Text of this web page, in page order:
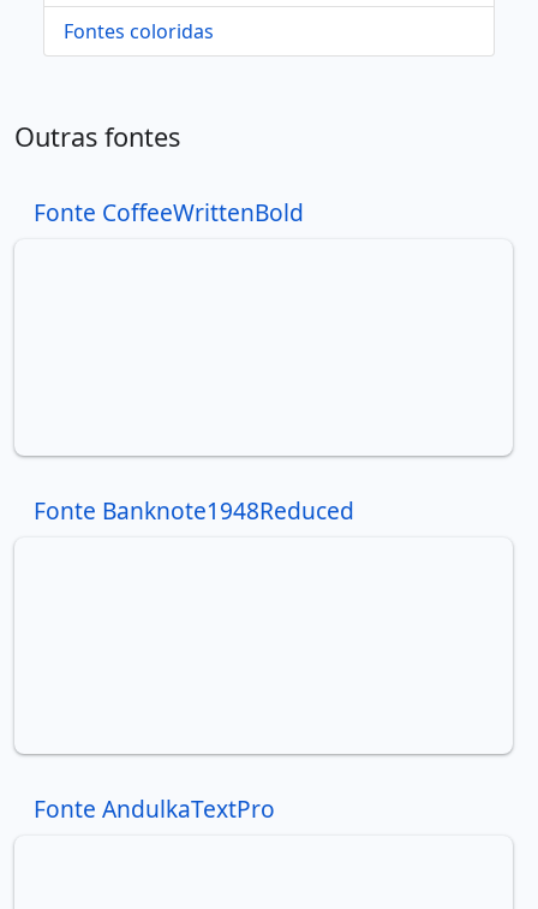
Fontes coloridas
Outras fontes
Fonte CoffeeWrittenBold
Fonte Banknote1948Reduced
Fonte AndulkaTextPro